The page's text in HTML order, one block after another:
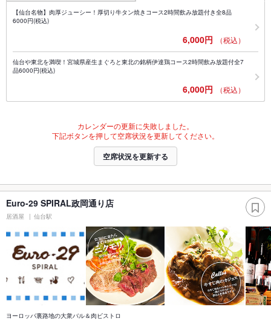
【仙台名物】肉厚ジューシー！厚切り牛タン焼きコース2時間飲み放題付き全8品
6000円(税込)
6,000円 （税込）
仙台や東北を満喫！宮城県産生まぐろと東北の銘柄伊達鶏コース2時間飲み放題付全7
品6000円(税込)
6,000円 （税込）
カレンダーの更新に失敗しました。
下記ボタンを押して空席状況を更新してください。
空席状況を更新する
Euro-29 SPIRAL政岡通り店
居酒屋 仙台駅
ヨーロッパ裏路地の大衆バル＆肉ビストロ